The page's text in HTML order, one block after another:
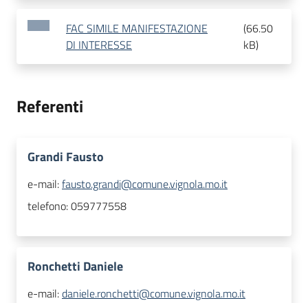
FAC SIMILE MANIFESTAZIONE
DI INTERESSE
(66.50
kB)
Referenti
Grandi Fausto
e-mail:fausto.grandi@comune.vignola.mo.it
telefono:059777558
Ronchetti Daniele
e-mail:daniele.ronchetti@comune.vignola.mo.it